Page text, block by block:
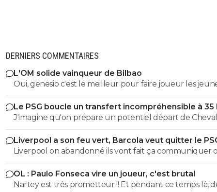
DERNIERS COMMENTAIRES
L'OM solide vainqueur de Bilbao
Oui, genesio c'est le meilleur pour faire joueur les
c'est positif
Le PSG boucle un transfert incompréhensible à 35
J'imagine qu'on prépare un potentiel départ de
l'été prochain au cas où il laisserait encore filer sa
évitera un panic buy tout en misant sur un très bon
gardien.
Liverpool a son feu vert, Barcola veut quitter le
Liverpool on abandonné ils vont fait ça communiquer
le joueur a pas suivis la préparation, Liverpool vont pas
dépenser une fortune pour un joueur qui a suivis
préparation avec Liverpool, Liverpool on déjà fait la bêtise sur
OL : Paulo Fonseca vire un joueur, c'est brutal
Nartey est très prometteur !! Et pendant ce temps là,